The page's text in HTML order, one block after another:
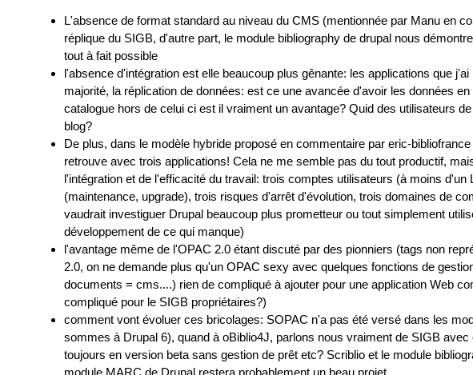
L'absence de format standard au niveau du CMS (mentionnée par Manu en
réplique du SIGB, d'autre part, le module bibliography de drupal nous
tout à fait possible
l'absence d'intégration est elle beaucoup plus gênante: les applications que
majorité, la réplication de données: est ce une avancée d'avoir les données
catalogue hors de celui ci est il vraiment un avantage? Quid des utilisateurs
blog?
De plus, dans le modèle hybride proposé en commentaire par eric-
retrouve avec trois applications! Cela ne me semble pas du tout productif,
l'intégration et de l'efficacité du travail: trois comptes utilisateurs (à moins
(maintenance, upgrade), trois risques d'arrêt d'évolution, trois domaines de
vaudrait investiguer Drupal beaucoup plus prometteur ou tout simplement
développement de ce qui manque)
l'avantage même de l'OPAC 2.0 étant discuté par des pionniers (tags non
2.0, on ne demande plus qu'un OPAC sexy avec quelques fonctions de
documents = cms....) rien de compliqué à ajouter pour une application Web
compliqué pour le SIGB propriétaires?)
comment vont évoluer ces bricolages: SOPAC n'a pas été versé dans les
sommes à Drupal 6), quand à oBiblio4J, parlons nous vraiment de SIGB
toujours en version beta sans gestion de prêt etc? Scriblio et le module
module MARC de Drupal restera probablement un beau projet....